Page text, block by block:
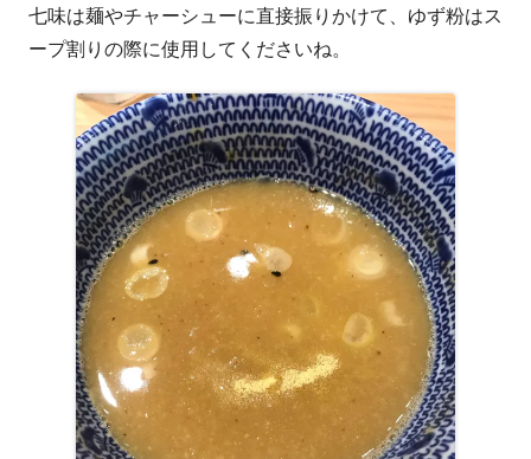
七味は麺やチャーシューに直接振りかけて、ゆず粉はス
ープ割りの際に使用してくださいね。